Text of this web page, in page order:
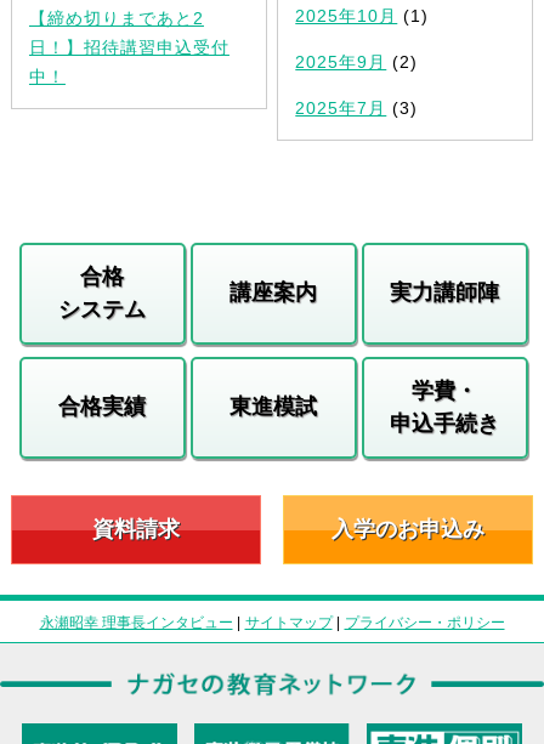
【締め切りまであと2
日！】招待講習申込受付
中！
2025年10月 (1)
2025年9月 (2)
2025年7月 (3)
合格
システム
講座案内 実力講師陣
合格実績 東進模試
学費・
申込手続き
資料請求 入学のお申込み
永瀬昭幸 理事長インタビュー | サイトマップ| プライバシー・ポリシー